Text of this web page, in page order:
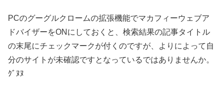
PCのグーグルクロームの拡張機能でマカフィーウェブア
ドバイザーをONにしておくと、検索結果の記事タイトル
の末尾にチェックマークが付くのですが、よりによって自
分のサイトが未確認ですとなっているではありませんか。
ｸﾞﾇﾇ